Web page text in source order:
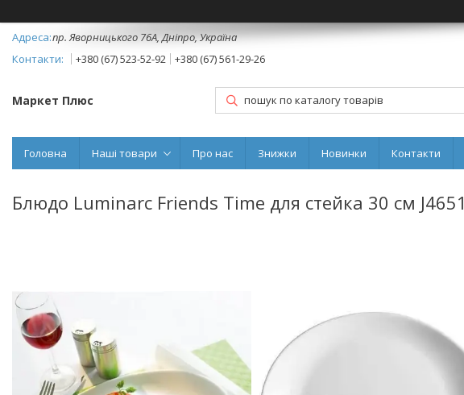
пр. Яворницького 76А, Дніпро, Україна
+380 (67) 523-52-92
+380 (67) 561-29-26
Маркет Плюс
Головна Наші товари Про нас Знижки Новинки Контакти
Блюдо Luminarc Friends Time для стейка 30 см J4651